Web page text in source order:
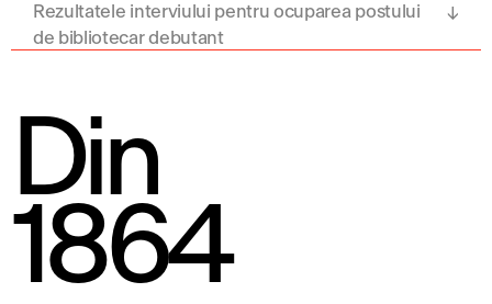
Rezultatele interviului pentru ocuparea postului
de bibliotecar debutant
Din
1864